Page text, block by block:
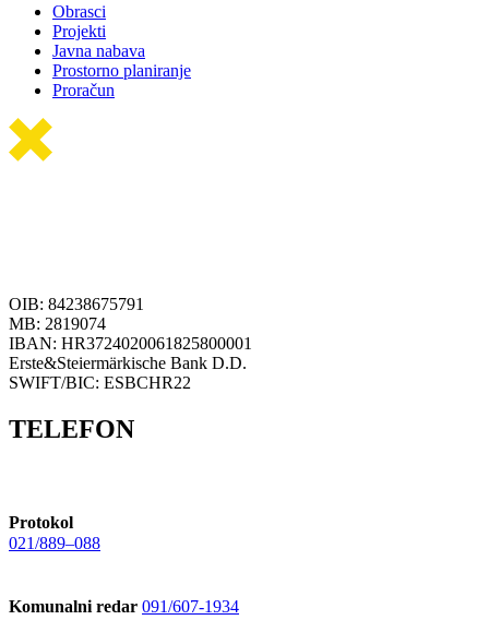
Obrasci
Projekti
Javna nabava
Prostorno planiranje
Proračun
OIB: 84238675791
MB: 2819074
IBAN: HR3724020061825800001
Erste&Steiermärkische Bank D.D.
SWIFT/BIC: ESBCHR22
TELEFON
Protokol
021/889–088
Komunalni redar 091/607-1934